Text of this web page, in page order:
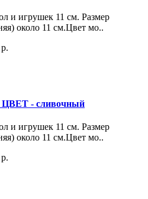
и игрушек 11 см. Размер
около 11 см.Цвет мо..
ЦВЕТ - сливочный
и игрушек 11 см. Размер
около 11 см.Цвет мо..